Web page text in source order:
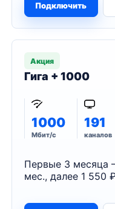
Подключить
Акция
Гига + 1000
1000
Мбит/с
191
каналов
Первые 3 месяца
мес., далее 1 550